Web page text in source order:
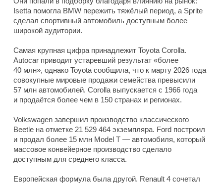
Isetta помогла BMW пережить тяжёлый период, а Sprite
сделал спортивный автомобиль доступным более
широкой аудитории.
Самая крупная цифра принадлежит Toyota Corolla.
Autocar приводит устаревший результат «более
40 млн», однако Toyota сообщила, что к марту 2026 года
совокупные мировые продажи семейства превысили
57 млн автомобилей. Corolla выпускается с 1966 года
и продаётся более чем в 150 странах и регионах.
Volkswagen завершил производство классического
Beetle на отметке 21 529 464 экземпляра. Ford построил
и продал более 15 млн Model T — автомобиля, который
массовое конвейерное производство сделало
доступным для среднего класса.
Европейская формула была другой. Renault 4 сочетал